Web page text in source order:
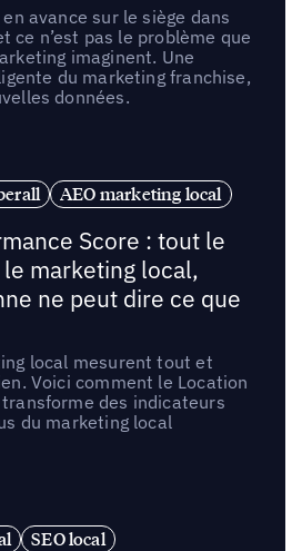
avance sur le siège dans
ce n’est pas le problème que
imaginent. Une
du marketing franchise,
données.
AEO marketing local
Score : tout le
marketing local,
ne peut dire ce que
local mesurent tout et
Voici comment le Location
des indicateurs
du marketing local
SEO local